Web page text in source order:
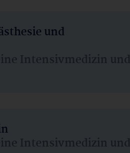
und
Intensivmedizin und
Intensivmedizin und